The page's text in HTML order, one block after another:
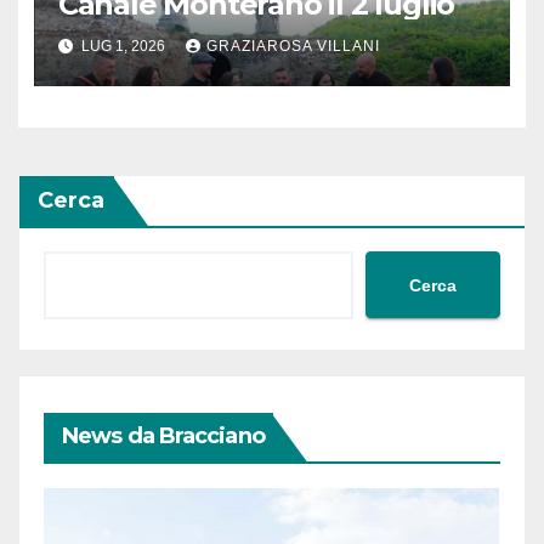
LUG 1, 2026 GRAZIAROSA VILLANI
Cerca
Cerca
News da Bracciano